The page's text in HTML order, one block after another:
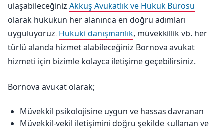
ulaşabileceğiniz Akkuş Avukatlık ve Hukuk Bürosu
olarak hukukun her alanında en doğru adımları
uyguluyoruz. Hukuki danışmanlık, müvekkillik vb. her
türlü alanda hizmet alabileceğiniz Bornova avukat
hizmeti için bizimle kolayca iletişime geçebilirsiniz.
Bornova avukat olarak;
Müvekkil psikolojisine uygun ve hassas davranan
Müvekkil-vekil iletişimini doğru şekilde kullanan ve